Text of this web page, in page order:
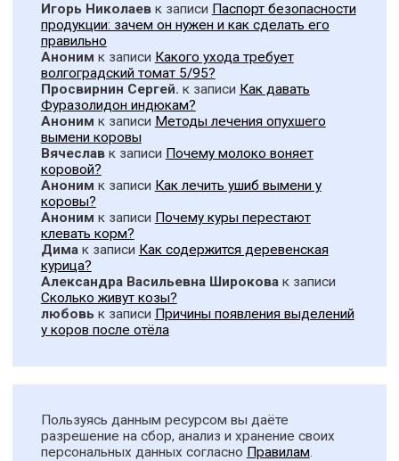
Игорь Николаевк записи Паспорт безопасности
продукции: зачем он нужен и как сделать его
правильно
Аноним к записи Какого ухода требует
волгоградский томат 5/95?
Просвирнин Сергей. к записи Как давать
Фуразолидон индюкам?
Аноним к записи Методы лечения опухшего
вымени коровы
Вячеславк записи Почему молоко воняет
коровой?
Аноним к записи Как лечить ушиб вымени у
коровы?
Аноним к записи Почему куры перестают
клевать корм?
Димак записи Как содержится деревенская
курица?
Александра Васильевна Широковак записи
Сколько живут козы?
любовь к записи Причины появления выделений
у коров после отёла
Пользуясь данным ресурсом вы даёте
разрешение на сбор, анализ и хранение своих
персональных данных согласно Правилам.